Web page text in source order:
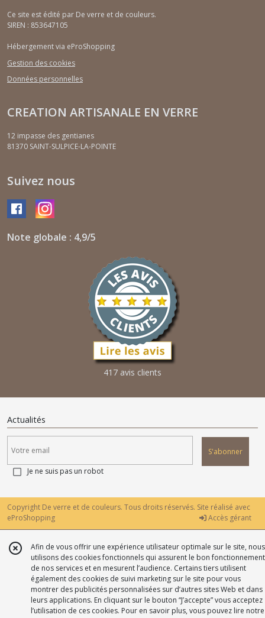
Ce site est édité par De verre et de couleurs.
SIREN : 853647105
Hébergement via eProShopping
Gestion des cookies
Données personnelles
CREATION ARTISANALE EN VERRE
12 impasse des gentianes
81370 SAINT-SULPICE-LA-POINTE
Suivez nous
Note globale : 4,9/5
417 avis clients
Actualités
S'abonner
Je ne suis pas un robot
Copyright De verre et de couleurs. Tous droits réservés. Site réalisé avec
eProShopping
Accès gérant
Afin de vous offrir une expérience utilisateur optimale sur le site, nous
utilisons des cookies fonctionnels qui assurent le bon fonctionnement
de nos services et en mesurent l’audience. Certains tiers utilisent
également des cookies de suivi marketing sur le site pour vous
montrer des publicités personnalisées sur d’autres sites Web et dans
leurs applications. En cliquant sur le bouton “J’accepte” vous acceptez
l’utilisation de ces cookies. Pour en savoir plus, vous pouvez lire notre